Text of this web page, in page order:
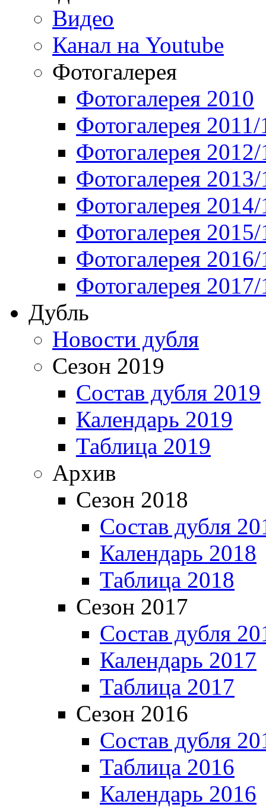
Видео
Канал на Youtube
Фотогалерея
Фотогалерея 2010
Фотогалерея 2011/
Фотогалерея
Фотогалерея
Фотогалерея
Фотогалерея
Фотогалерея
Фотогалерея
Дубль
Новости дубля
Сезон 2019
Состав дубля 2019
Календарь 2019
Таблица 2019
Архив
Сезон 2018
Состав дубля
Календарь 2018
Таблица 2018
Сезон 2017
Состав дубля
Календарь 2017
Таблица 2017
Сезон 2016
Состав дубля
Таблица 2016
Календарь 2016